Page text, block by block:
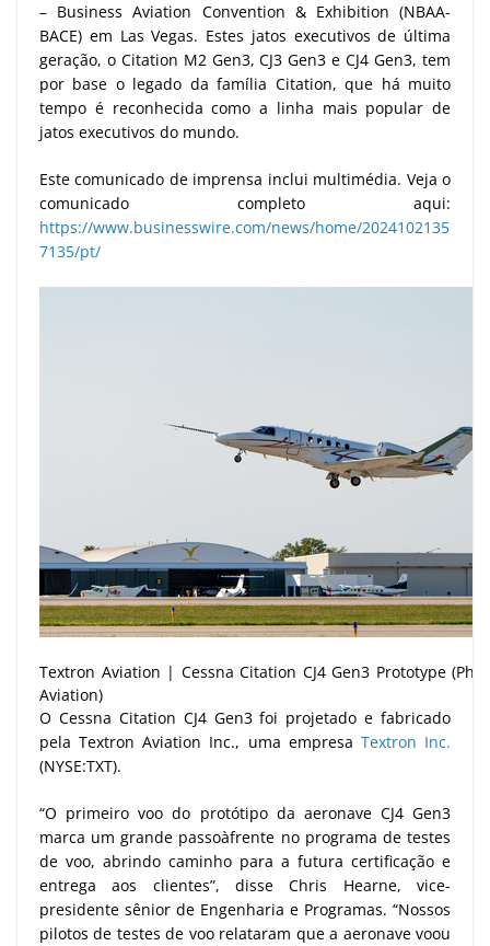
– Business Aviation Convention & Exhibition (NBAA-
BACE) em Las Vegas. Estes jatos executivos de última
geração, o Citation M2 Gen3, CJ3 Gen3 e CJ4 Gen3, tem
por base o legado da família Citation, que há muito
tempo é reconhecida como a linha mais popular de
jatos executivos do mundo.
Este comunicado de imprensa inclui multimédia. Veja o
comunicado completo aqui:
https://www.businesswire.com/news/home/2024102135
7135/pt/
Textron Aviation | Cessna Citation CJ4 Gen3 Prototype
Aviation)
O Cessna Citation CJ4 Gen3 foi projetado e fabricado
pela Textron Aviation Inc., uma empresa Textron Inc.
(NYSE:TXT).
“O primeiro voo do protótipo da aeronave CJ4 Gen3
marca um grande passoàfrente no programa de testes
de voo, abrindo caminho para a futura certificação e
entrega aos clientes”, disse Chris Hearne, vice-
presidente sênior de Engenharia e Programas. “Nossos
pilotos de testes de voo relataram que a aeronave voou